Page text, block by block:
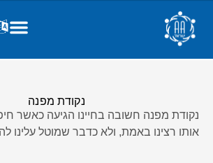
נקודת מפנה
נקודת מפנה חשובה בחיינו הגיעה כאשר
אותו רצינו באמת, ולא כדבר שמוטל עלינו